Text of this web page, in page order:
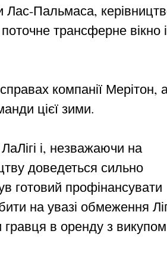
Лас-Пальмаса,
трансферне вікно і
компанії Мерітон,
цієї зими.
і, незважаючи на
доведеться сильно
готовий профінансувати
на увазі обмеження
в оренду з